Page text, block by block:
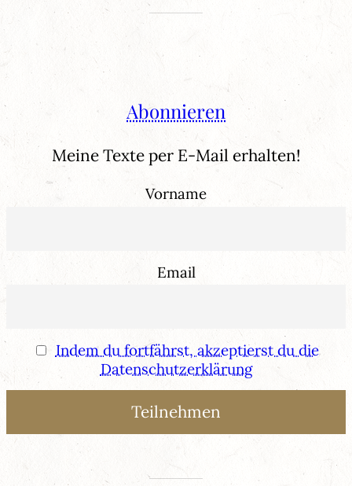
Abonnieren
Meine Texte per E-Mail erhalten!
Vorname
Email
Indem du fortfährst, akzeptierst du die
Datenschutzerklärung